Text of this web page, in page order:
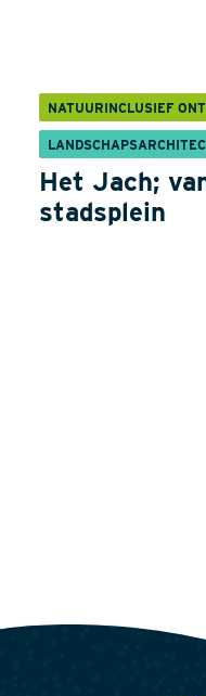
NATUURINCLUSIEF
Het Jach;
stadsplein